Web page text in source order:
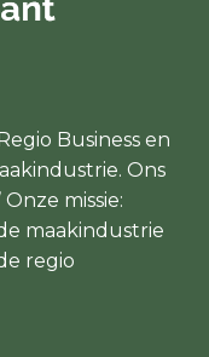
Business en
Ons
missie:
maakindustrie
regio